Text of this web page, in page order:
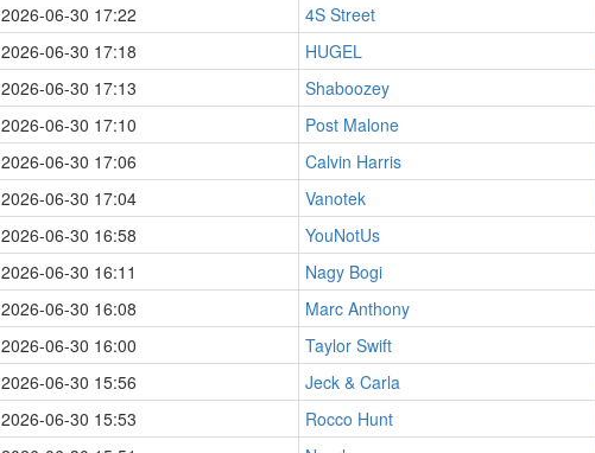
2026-06-30 17:22
4S Street
2026-06-30 17:18
HUGEL
2026-06-30 17:13
Shaboozey
2026-06-30 17:10
Post Malone
2026-06-30 17:06
Calvin Harris
2026-06-30 17:04
Vanotek
2026-06-30 16:58
YouNotUs
2026-06-30 16:11
Nagy Bogi
2026-06-30 16:08
Marc Anthony
2026-06-30 16:00
Taylor Swift
2026-06-30 15:56
Jeck & Carla
2026-06-30 15:53
Rocco Hunt